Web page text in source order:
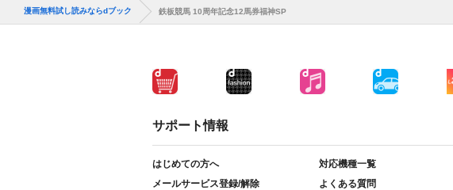
漫画無料試し読みならdブック 鉄板競馬 10周年記念12馬券福神SP
サポート情報
はじめての方へ
対応機種一覧
メールサービス登録/解除
よくある質問